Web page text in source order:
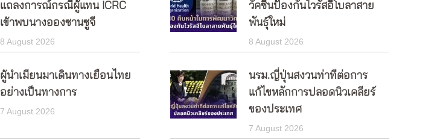
แถลงการณ์กรณีผู้แทน ICRC
เข้าพบนางอองซานซูจี
8 August 2026
วัคซีนป้องกันไวรัสอีโบลาสาย
พันธุ์ใหม่
8 August 2026
ผู้นำเมียนมาเดินทางเยือนไทย
อย่างเป็นทางการ
7 August 2026
นรม.ญี่ปุ่นสงวนท่าทีต่อการ
แก้ไขหลักการปลอดนิวเคลียร์
ของประเทศ
7 August 2026